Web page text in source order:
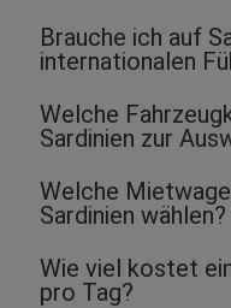
abgegeben am
Abholort: Olbia Flughafen
Julia Sara C.
Abholort: Cagliari
Vermieter: Dryyve
Brauche ich auf
internationalen
Welche
Sardinien zur
Welche
Sardinien wählen?
Wie viel kostet
pro Tag?